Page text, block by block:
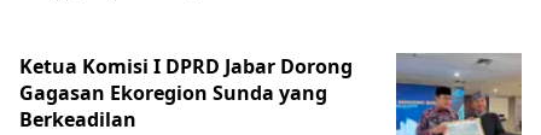
Ketua Komisi I DPRD Jabar Dorong
Gagasan Ekoregion Sunda yang
Berkeadilan